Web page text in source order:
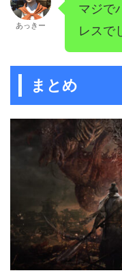
あっきー
マジで
レスで
まとめ